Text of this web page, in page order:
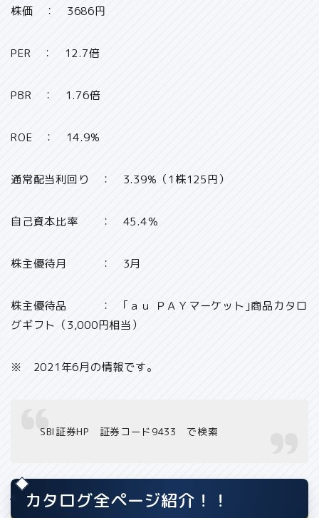
株価 ： 3686円
PER ： 12.7倍
PBR ： 1.76倍
ROE ： 14.9%
通常配当利回り ： 3.39%（1株125円）
自己資本比率 ： 45.4％
株主優待月 ： 3月
株主優待品 ： ｢ａｕ ＰＡＹマーケット｣商品カタロ
グギフト（3,000円相当）
※ 2021年6月の情報です。
SBI証券HP 証券コード9433 で検索
カタログ全ページ紹介！！